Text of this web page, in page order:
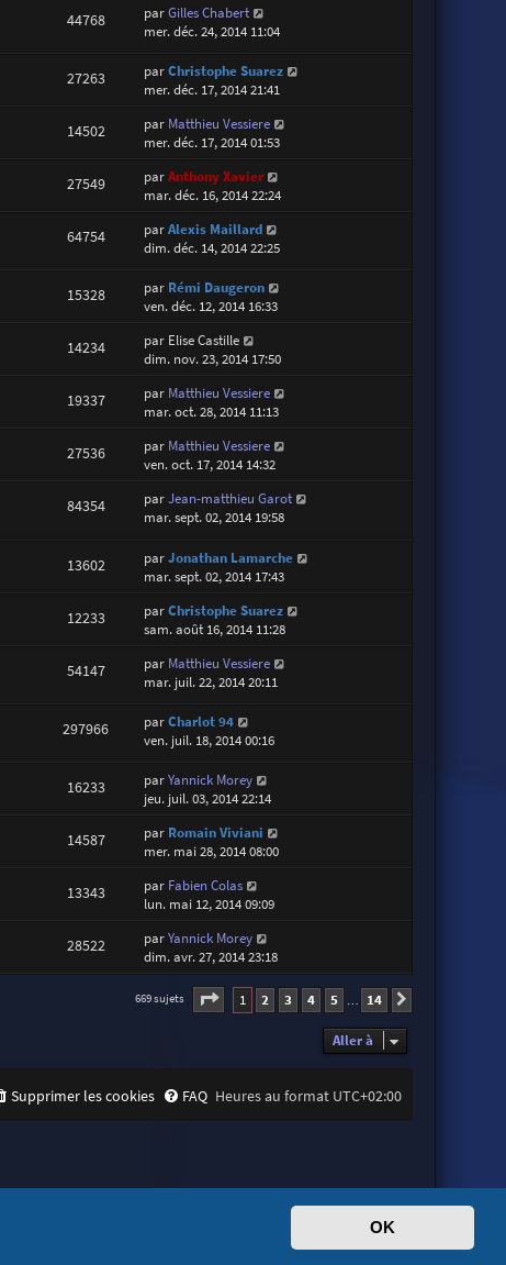
OK
44768 parGilles Chabert
mer. déc. 24, 2014 11:04
27263 parChristophe Suarez
mer. déc. 17, 2014 21:41
14502 par Matthieu Vessiere
mer. déc. 17, 2014 01:53
27549 parAnthony Xavier
mar. déc. 16, 2014 22:24
64754 parAlexis Maillard
dim. déc. 14, 2014 22:25
15328 par Rémi Daugeron
ven. déc. 12, 2014 16:33
14234 par Elise Castille
dim. nov. 23, 2014 17:50
19337 par Matthieu Vessiere
mar. oct. 28, 2014 11:13
27536 par Matthieu Vessiere
ven. oct. 17, 2014 14:32
84354 parJean-matthieu Garot
mar. sept. 02, 2014 19:58
13602 parJonathan Lamarche
mar. sept. 02, 2014 17:43
12233 parChristophe Suarez
sam. août 16, 2014 11:28
54147 par Matthieu Vessiere
mar. juil. 22, 2014 20:11
297966 parCharlot 94
ven. juil. 18, 2014 00:16
16233 parYannick Morey
jeu. juil. 03, 2014 22:14
14587 par Romain Viviani
mer. mai 28, 2014 08:00
13343 par Fabien Colas
lun. mai 12, 2014 09:09
28522 parYannick Morey
dim. avr. 27, 2014 23:18
669 sujets Page 1sur14
1 2 3 4 5 14
Aller à
Heures au format UTC+02:00
FAQ
Supprimer les cookies